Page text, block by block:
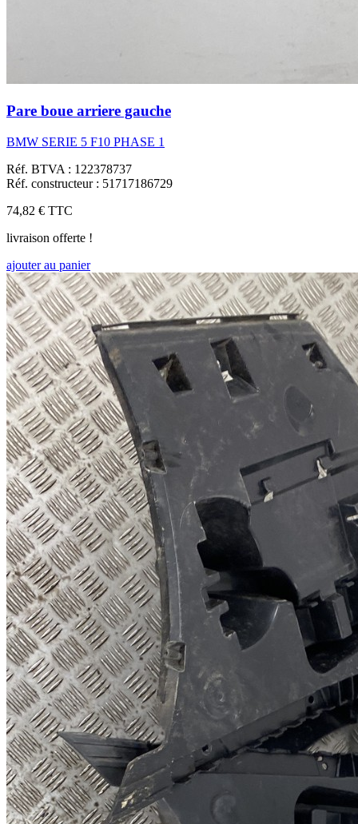
Pare boue arriere gauche
BMW SERIE 5 F10 PHASE 1
Réf. BTVA : 122378737
Réf. constructeur : 51717186729
74,82 € TTC
livraison offerte !
ajouter au panier